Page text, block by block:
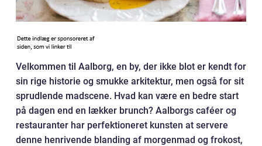
Velkommen til Aalborg, en by, der ikke blot er kendt for
sin rige historie og smukke arkitektur, men også for sit
sprudlende madscene. Hvad kan være en bedre start
på dagen end en lækker brunch? Aalborgs caféer og
restauranter har perfektioneret kunsten at servere
denne henrivende blanding af morgenmad og frokost,